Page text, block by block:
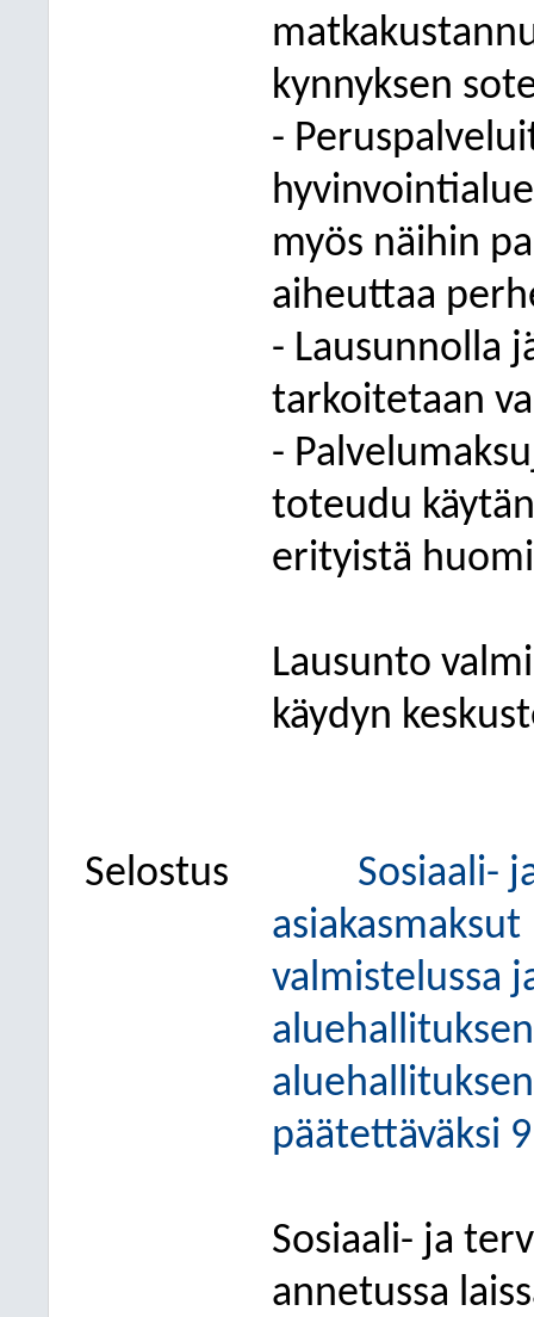
kynnyksen
-
myös näihin
aiheuttaa
- Lausunnolla
tarkoitetaan
-
toteudu
erityistä
Lausunto
käydyn
Selostus
Sosiaali-
valmistelussa
päätettäväksi
Sosiaali- ja
annetussa